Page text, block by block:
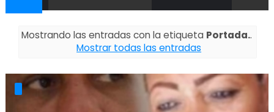
Mostrando las entradas con la etiqueta Portada..
Mostrar todas las entradas